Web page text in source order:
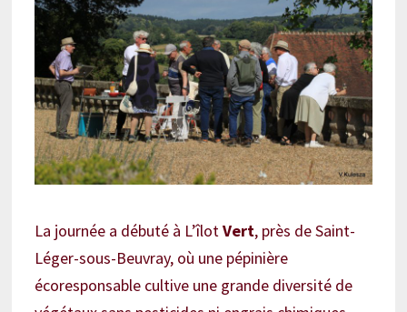
La journée a débuté à L’îlotVert, près de Saint-
Léger-sous-Beuvray, où une pépinière
écoresponsable cultive une grande diversité de